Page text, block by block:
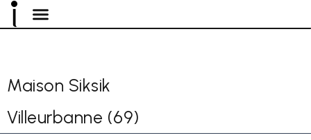
Aller
Menu
Maison Siksik
Villeurbanne (69)